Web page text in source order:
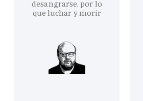
desangrarse, por lo
que luchar y morir